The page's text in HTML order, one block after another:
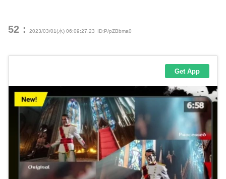
52： 2023/03/01(水) 06:09:27.23 ID:P/pZBbma0